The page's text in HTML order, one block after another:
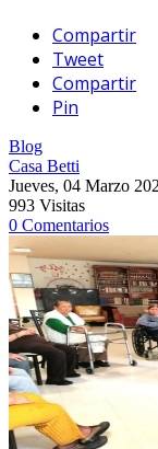
Compartir
Tweet
Compartir
Pin
Blog
Casa Betti
Jueves, 04 Marzo
993 Visitas
0 Comentarios